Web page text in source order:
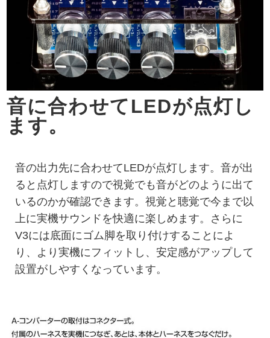
音に合わせてLEDが点灯し
ます。
音の出力先に合わせてLEDが点灯します。音が出
ると点灯しますので視覚でも音がどのように出て
いるのかが確認できます。視覚と聴覚で今まで以
上に実機サウンドを快適に楽しめます。さらに
V3には底面にゴム脚を取り付けすることによ
り、より実機にフィットし、安定感がアップして
設置がしやすくなっています。